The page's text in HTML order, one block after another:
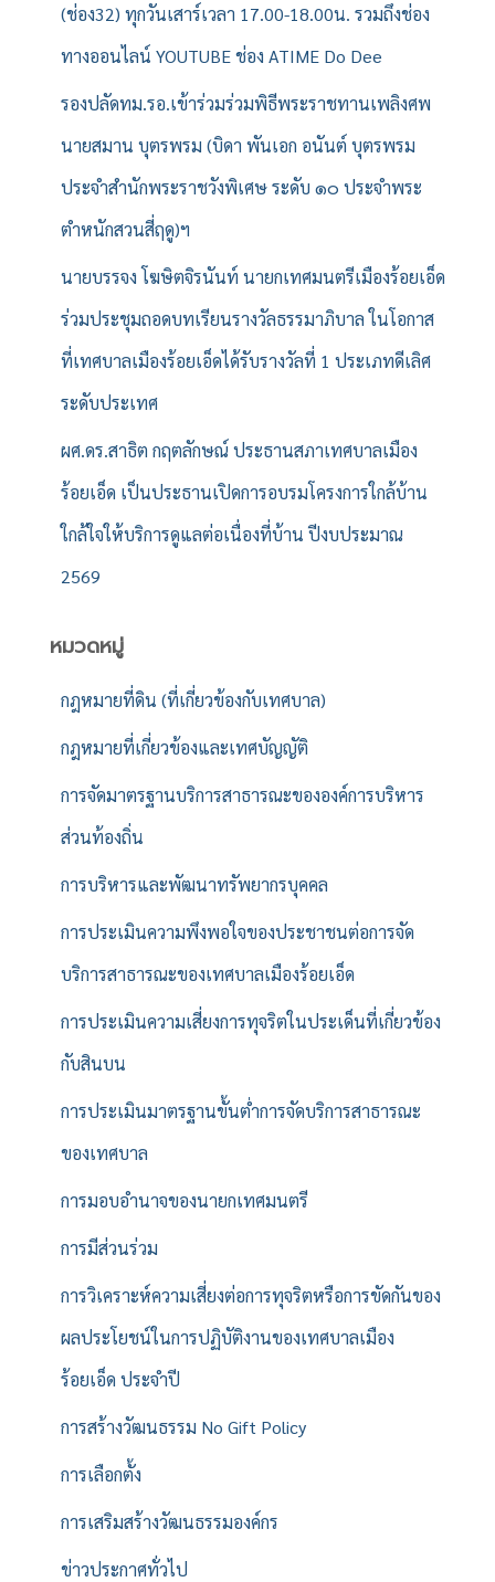
(ช่อง32) ทุกวันเสาร์เวลา 17.00-18.00น. รวมถึงช่อง
ทางออนไลน์ YOUTUBE ช่อง ATIME Do Dee
รองปลัดทม.รอ.เข้าร่วมร่วมพิธีพระราชทานเพลิงศพ
นายสมาน บุตรพรม (บิดา พันเอก อนันต์ บุตรพรม
ประจำสำนักพระราชวังพิเศษ ระดับ ๑๐ ประจำพระ
ตำหนักสวนสี่ฤดู)ฯ
นายบรรจง โฆษิตจิรนันท์ นายกเทศมนตรีเมืองร้อยเอ็ด
ร่วมประชุมถอดบทเรียนรางวัลธรรมาภิบาล ในโอกาส
ที่เทศบาลเมืองร้อยเอ็ดได้รับรางวัลที่ 1 ประเภทดีเลิศ
ระดับประเทศ
ผศ.ดร.สาธิต กฤตลักษณ์ ประธานสภาเทศบาลเมือง
ร้อยเอ็ด เป็นประธานเปิดการอบรมโครงการใกล้บ้าน
ใกล้ใจให้บริการดูแลต่อเนื่องที่บ้าน ปีงบประมาณ
2569
หมวดหมู่
กฎหมายที่ดิน (ที่เกี่ยวข้องกับเทศบาล)
กฎหมายที่เกี่ยวข้องและเทศบัญญัติ
การจัดมาตรฐานบริการสาธารณะขององค์การบริหาร
ส่วนท้องถิ่น
การบริหารและพัฒนาทรัพยากรบุคคล
การประเมินความพึงพอใจของประชาชนต่อการจัด
บริการสาธารณะของเทศบาลเมืองร้อยเอ็ด
การประเมินความเสี่ยงการทุจริตในประเด็นที่เกี่ยวข้อง
กับสินบน
การประเมินมาตรฐานขั้นต่ำการจัดบริการสาธารณะ
ของเทศบาล
การมอบอำนาจของนายกเทศมนตรี
การมีส่วนร่วม
การวิเคราะห์ความเสี่ยงต่อการทุจริตหรือการขัดกันของ
ผลประโยชน์ในการปฏิบัติงานของเทศบาลเมือง
ร้อยเอ็ด ประจำปี
การสร้างวัฒนธรรม No Gift Policy
การเลือกตั้ง
การเสริมสร้างวัฒนธรรมองค์กร
ข่าวประกาศทั่วไป